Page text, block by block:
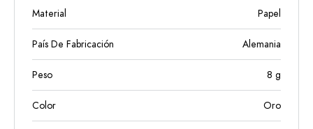
Material Papel
País De Fabricación Alemania
Peso 8 g
Color Oro